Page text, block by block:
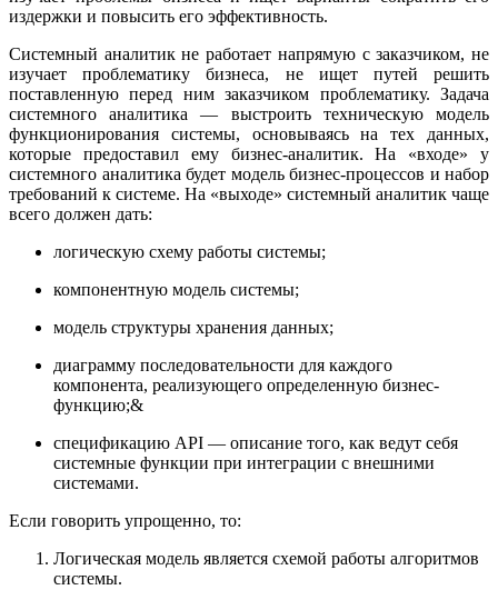
издержки и повысить его эффективность.
Системный аналитик не работает напрямую с заказчиком, не
изучает проблематику бизнеса, не ищет путей решить
поставленную перед ним заказчиком проблематику. Задача
системного аналитика — выстроить техническую модель
функционирования системы, основываясь на тех данных,
которые предоставил ему бизнес-аналитик. На «входе» у
системного аналитика будет модель бизнес-процессов и набор
требований к системе. На «выходе» системный аналитик чаще
всего должен дать:
логическую схему работы системы;
компонентную модель системы;
модель структуры хранения данных;
диаграмму последовательности для каждого
компонента, реализующего определенную бизнес-
функцию;&
спецификацию API — описание того, как ведут себя
системные функции при интеграции с внешними
системами.
Если говорить упрощенно, то:
Логическая модель является схемой работы алгоритмов
системы.